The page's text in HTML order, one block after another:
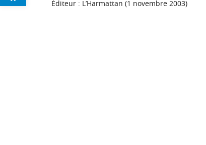
Éditeur : L’Harmattan (1 novembre 2003)